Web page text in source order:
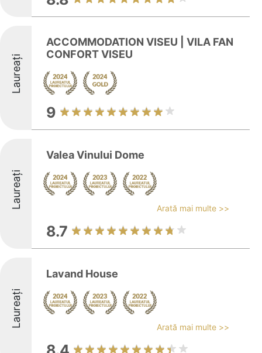
Laureați
ACCOMMODATION VISEU | VILA FAN
CONFORT VISEU
9
Laureați
Valea Vinului Dome
Arată mai multe >>
8.7
Laureați
Lavand House
Arată mai multe >>